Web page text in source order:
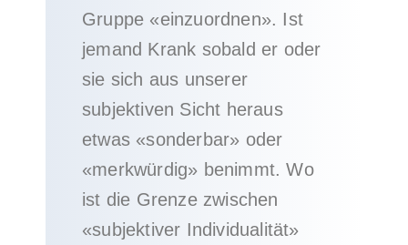
Gruppe «einzuordnen». Ist
jemand Krank sobald er oder
sie sich aus unserer
subjektiven Sicht heraus
etwas «sonderbar» oder
«merkwürdig» benimmt. Wo
ist die Grenze zwischen
«subjektiver Individualität»